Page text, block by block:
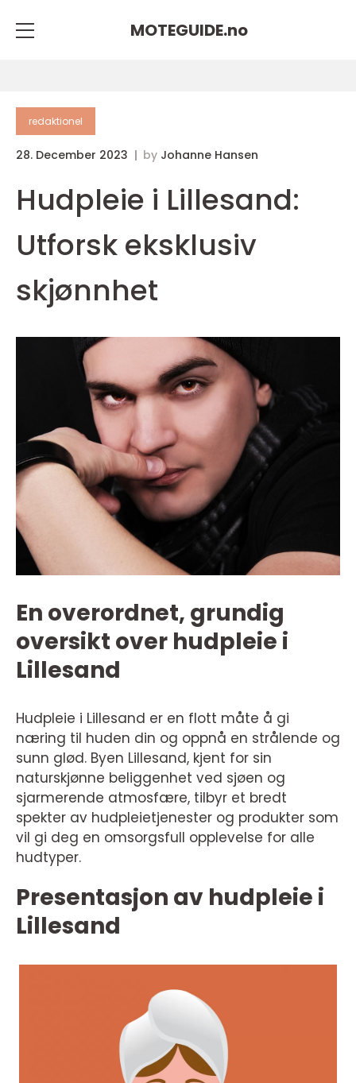
MOTEGUIDE.no
redaktionel
28. December 2023 by Johanne Hansen
Hudpleie i Lillesand:
Utforsk eksklusiv
skjønnhet
En overordnet, grundig
oversikt over hudpleie i
Lillesand
Hudpleie i Lillesand er en flott måte å gi
næring til huden din og oppnå en strålende og
sunn glød. Byen Lillesand, kjent for sin
naturskjønne beliggenhet ved sjøen og
sjarmerende atmosfære, tilbyr et bredt
spekter av hudpleietjenester og produkter som
vil gi deg en omsorgsfull opplevelse for alle
hudtyper.
Presentasjon av hudpleie i
Lillesand